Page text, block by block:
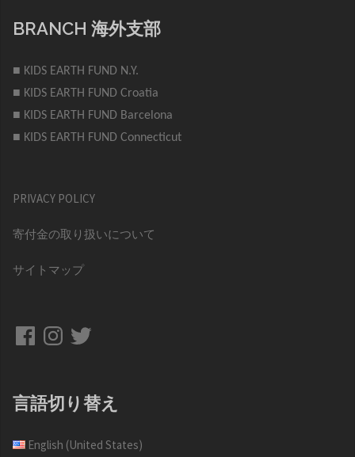
BRANCH 海外支部
■ KIDS EARTH FUND N.Y.
■ KIDS EARTH FUND Croatia
■ KIDS EARTH FUND Barcelona
■ KIDS EARTH FUND Connecticut
PRIVACY POLICY
寄付金の取り扱いについて
サイトマップ
FacebookInstagram
Twitter
言語切り替え
English (United States)